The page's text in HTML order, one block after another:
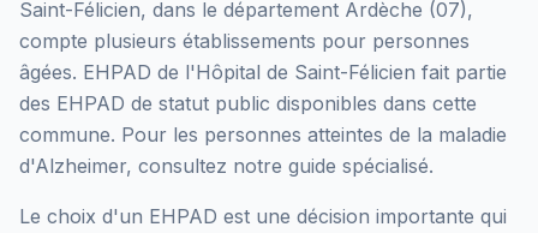
Saint-Félicien, dans le département Ardèche (07),
compte plusieurs établissements pour personnes
âgées. EHPAD de l'Hôpital de Saint-Félicien fait partie
des EHPAD de statut public disponibles dans cette
commune. Pour les personnes atteintes de la maladie
d'Alzheimer, consultez notre guide spécialisé.
Le choix d'un EHPAD est une décision importante qui